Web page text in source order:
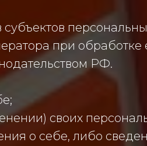
при обработке
РФ.
своих
о себе, либо